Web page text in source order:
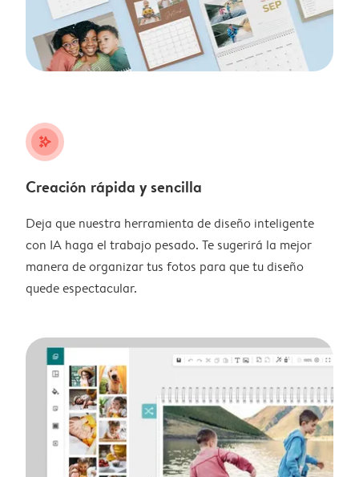
stars_plus
Creación rápida y sencilla
Deja que nuestra herramienta de diseño inteligente
con IA haga el trabajo pesado. Te sugerirá la mejor
manera de organizar tus fotos para que tu diseño
quede espectacular.